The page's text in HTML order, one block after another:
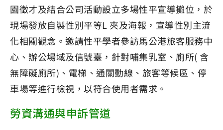
園徵才及結合公司活動設立多場性平宣導攤位，於
現場發放自製性別平等L 夾及海報，宣導性別主流
化相關觀念。邀請性平學者參訪馬公港旅客服務中
心、辦公場域及信號臺，針對哺集乳室、廁所( 含
無障礙廁所)、電梯、通關動線、旅客等候區、停
車場等進行檢視，以符合使用者需求。
勞資溝通與申訴管道